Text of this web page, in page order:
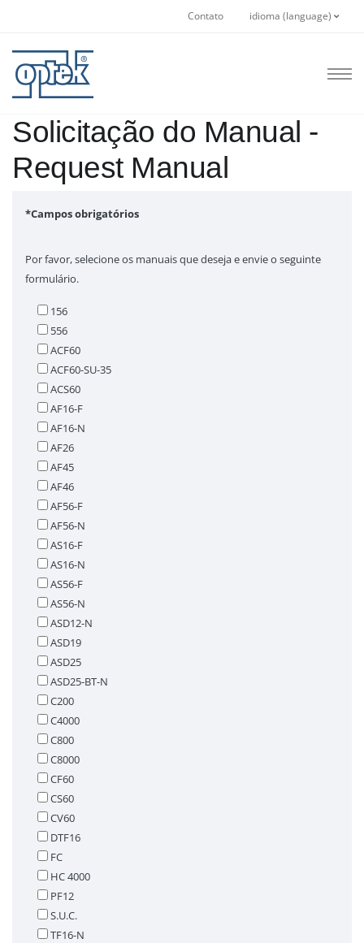
Contato idioma (language)
Solicitação do Manual -
Request Manual
*Campos obrigatórios
Por favor, selecione os manuais que deseja e envie o seguinte
formulário.
156
556
ACF60
ACF60-SU-35
ACS60
AF16-F
AF16-N
AF26
AF45
AF46
AF56-F
AF56-N
AS16-F
AS16-N
AS56-F
AS56-N
ASD12-N
ASD19
ASD25
ASD25-BT-N
C200
C4000
C800
C8000
CF60
CS60
CV60
DTF16
FC
HC 4000
PF12
S.U.C.
TF16-N